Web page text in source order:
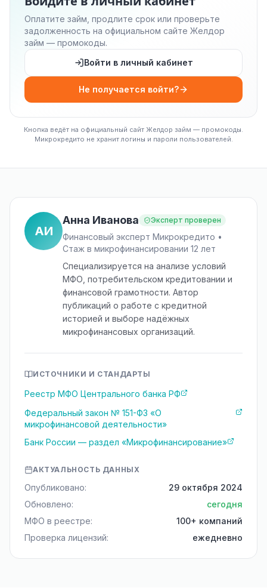
Оплатите займ, продлите срок или проверьте
задолженность на официальном сайте Желдор
займ — промокоды.
Войти в личный кабинет
Не получается войти?
Кнопка ведёт на официальный сайт Желдор займ — промокоды.
Микрокредито не хранит логины и пароли пользователей.
АИ
Анна Иванова Эксперт проверен
Финансовый эксперт Микрокредито •
Стаж в микрофинансировании 12 лет
Специализируется на анализе условий
МФО, потребительском кредитовании и
финансовой грамотности. Автор
публикаций о работе с кредитной
историей и выборе надёжных
микрофинансовых организаций.
ИСТОЧНИКИ И СТАНДАРТЫ
Реестр МФО Центрального банка РФ
Федеральный закон № 151-ФЗ «О
микрофинансовой деятельности»
Банк России — раздел «Микрофинансирование»
АКТУАЛЬНОСТЬ ДАННЫХ
Опубликовано:
29 октября 2024
Обновлено:
сегодня
МФО в реестре:
100+ компаний
Проверка лицензий:
ежедневно